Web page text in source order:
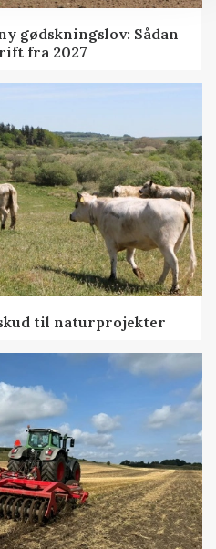
gødskningslov: Sådan
fra 2027
til naturprojekter